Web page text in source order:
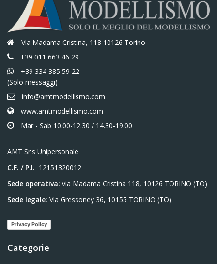
Via Madama Cristina, 118 10126 Torino
+39 011 663 46 29
+39 334 385 59 22
(Solo messaggi)
info@amtmodellismo.com
www.amtmodellismo.com
Mar - Sab 10.00-12.30 / 14.30-19.00
AMT Srls Unipersonale
C.F. / P.I. 12151320012
Sede operativa: via Madama Cristina 118, 10126 TORINO (TO)
Sede legale: Via Gressoney 36, 10155 TORINO (TO)
Privacy Policy
Categorie